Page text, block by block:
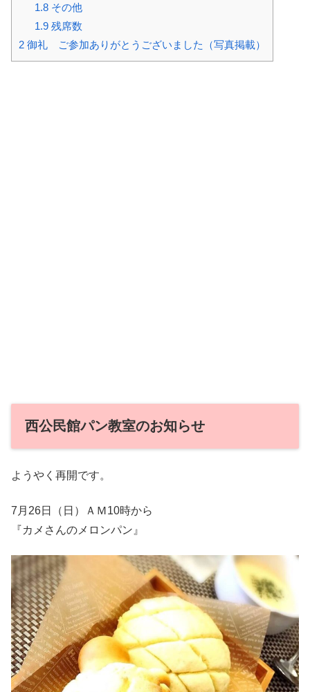
1.8その他
1.9残席数
2 御礼 ご参加ありがとうございました（写真掲載）
西公民館パン教室のお知らせ
ようやく再開です。
7月26日（日）ＡＭ10時から
『カメさんのメロンパン』